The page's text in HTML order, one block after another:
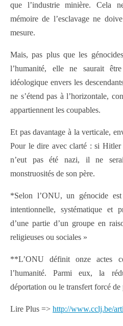
que l’industrie minière. Cela
mémoire de l’esclavage ne
mesure.
Mais, pas plus que les
l’humanité, elle ne saurait
idéologique envers les
ne s’étend pas à l’horizontale,
appartiennent les coupables.
Et pas davantage à la verticale,
Pour le dire avec clarté : si
n’eut pas été nazi, il ne
monstruosités de son père.
*Selon l’ONU, un génocide
intentionnelle, systématique et
d’une partie d’un groupe en
religieuses ou sociales »
**L’ONU définit onze actes
l’humanité. Parmi eux, la
déportation ou le transfert forcé
Lire Plus => http://www.cclj.be/